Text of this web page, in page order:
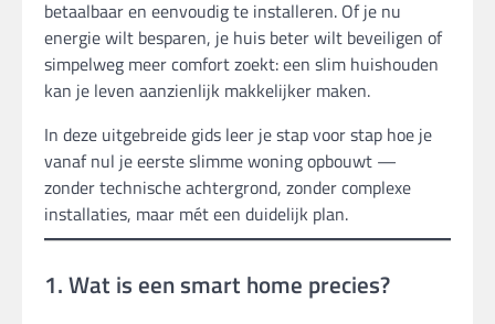
betaalbaar en eenvoudig te installeren. Of je nu
energie wilt besparen, je huis beter wilt beveiligen of
simpelweg meer comfort zoekt: een slim huishouden
kan je leven aanzienlijk makkelijker maken.
In deze uitgebreide gids leer je stap voor stap hoe je
vanaf nul je eerste slimme woning opbouwt —
zonder technische achtergrond, zonder complexe
installaties, maar mét een duidelijk plan.
1. Wat is een smart home precies?